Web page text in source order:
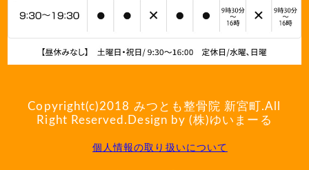
Copyright(c)2018 みつとも整骨院 新宮町 .All
Right Reserved.Design by (株)ゆいまーる
個人情報の取り扱いについて